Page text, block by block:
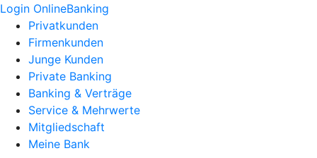
Login OnlineBanking
Privatkunden
Firmenkunden
Junge Kunden
Private Banking
Banking & Verträge
Service & Mehrwerte
Mitgliedschaft
Meine Bank